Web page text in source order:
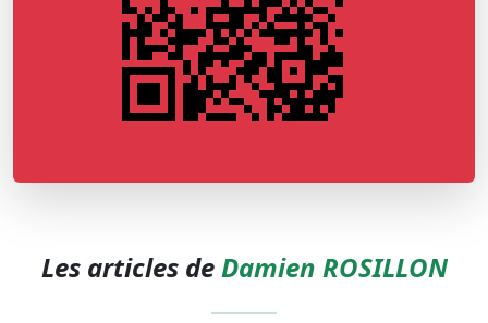
Les articles deDamien ROSILLON